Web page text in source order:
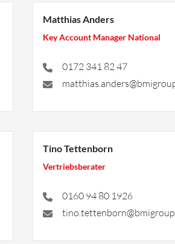
Matthias Anders
Key Account Manager National
0172 341 82 47
Tino Tettenborn
Vertriebsberater
0160 94 80 1926